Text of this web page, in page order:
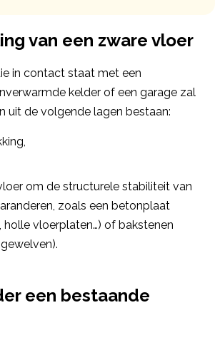
van een zware vloer
in contact staat met een
kelder of een garage zal
uit de volgende lagen bestaan:
om de structurele stabiliteit van
zoals een betonplaat
vloerplaten…) of bakstenen
een bestaande